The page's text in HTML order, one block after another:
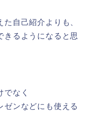
自己紹介よりも、
きるようになると思
でなく
ゼンなどにも使える